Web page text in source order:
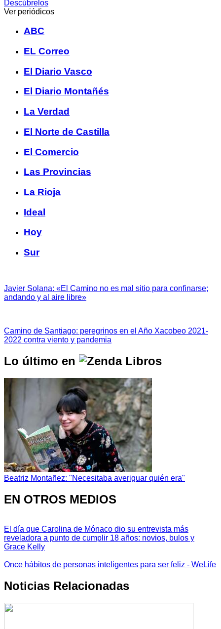
Descúbrelos
Ver periódicos
ABC
EL Correo
El Diario Vasco
El Diario Montañés
La Verdad
El Norte de Castilla
El Comercio
Las Provincias
La Rioja
Ideal
Hoy
Sur
Javier Solana: «El Camino no es mal sitio para confinarse;
andando y al aire libre»
Camino de Santiago: peregrinos en el Año Xacobeo 2021-
2022 contra viento y pandemia
Lo último en
Beatriz Montañez: "Necesitaba averiguar quién era"
EN OTROS MEDIOS
El día que Carolina de Mónaco dio su entrevista más
reveladora a punto de cumplir 18 años: novios, bulos y
Grace Kelly
Once hábitos de personas inteligentes para ser feliz - WeLife
Noticias Relacionadas